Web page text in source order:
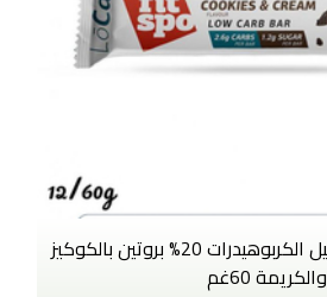
بروتين بار فت سبو قليل الكربوهيدرات 20% بروتين بالكوكيز
والكريمة 60غم